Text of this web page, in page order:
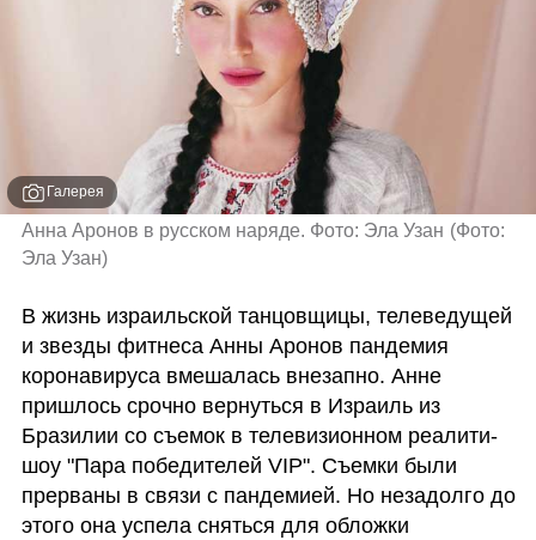
Галерея
Анна Аронов в русском наряде. Фото: Эла Узан (Фото:
Эла Узан)
В жизнь израильской танцовщицы, телеведущей
и звезды фитнеса Анны Аронов пандемия
коронавируса вмешалась внезапно. Анне
пришлось срочно вернуться в Израиль из
Бразилии со съемок в телевизионном реалити-
шоу "Пара победителей VIP". Съемки были
прерваны в связи с пандемией. Но незадолго до